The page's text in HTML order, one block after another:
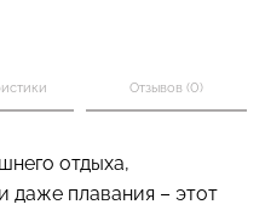
Отзывов (0)
отдыха,
даже плавания – этот